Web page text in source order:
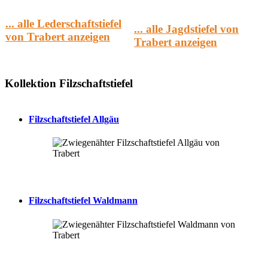
... alle Lederschaftstiefel
von Trabert anzeigen
... alle Jagdstiefel von
Trabert anzeigen
Kollektion Filzschaftstiefel
Filzschaftstiefel Allgäu
Filzschaftstiefel Waldmann